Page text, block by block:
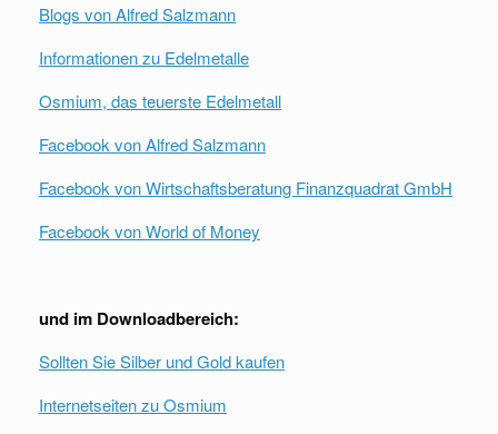
Blogs von Alfred Salzmann
Informationen zu Edelmetalle
Osmium, das teuerste Edelmetall
Facebook von Alfred Salzmann
Facebook von Wirtschaftsberatung Finanzquadrat GmbH
Facebook von World of Money
und im Downloadbereich:
Sollten Sie Silber und Gold kaufen
Internetseiten zu Osmium